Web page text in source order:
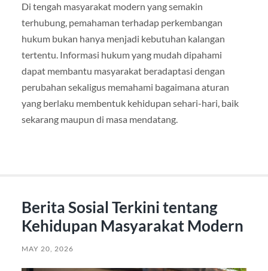
Di tengah masyarakat modern yang semakin
terhubung, pemahaman terhadap perkembangan
hukum bukan hanya menjadi kebutuhan kalangan
tertentu. Informasi hukum yang mudah dipahami
dapat membantu masyarakat beradaptasi dengan
perubahan sekaligus memahami bagaimana aturan
yang berlaku membentuk kehidupan sehari-hari, baik
sekarang maupun di masa mendatang.
Berita Sosial Terkini tentang
Kehidupan Masyarakat Modern
MAY 20, 2026